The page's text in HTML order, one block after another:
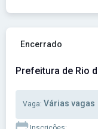
Ver concurso:
Encerrado
Prefeitura de Rio
Vaga: Várias vagas